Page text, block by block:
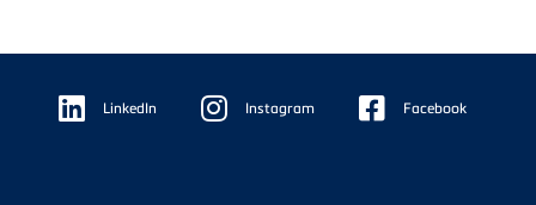
Floating
Sidebar LinkedIn Instagram Facebook